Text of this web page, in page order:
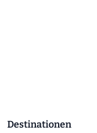
Destinationen